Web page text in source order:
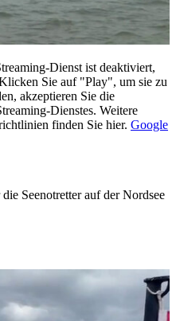
Dienst ist deaktiviert,
Sie auf "Play", um sie zu
akzeptieren Sie die
Dienstes. Weitere
finden Sie hier. Google
Seenotretter auf der Nordsee